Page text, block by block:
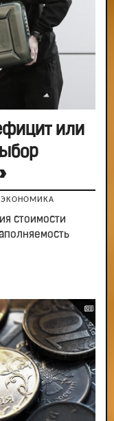
или
ЭКОНОМИКА
стоимости